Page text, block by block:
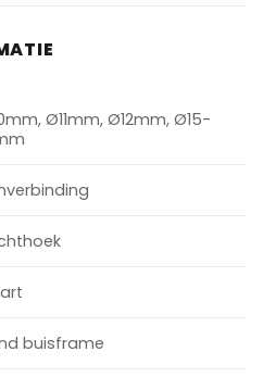
Ø11mm, Ø12mm, Ø15-
buisframe